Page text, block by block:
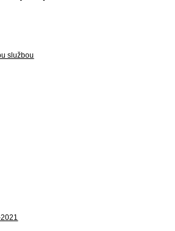
službou